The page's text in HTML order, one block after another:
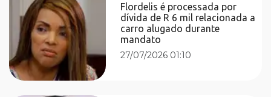
Flordelis é processada por
dívida de R 6 mil relacionada a
carro alugado durante
mandato
27/07/2026 01:10